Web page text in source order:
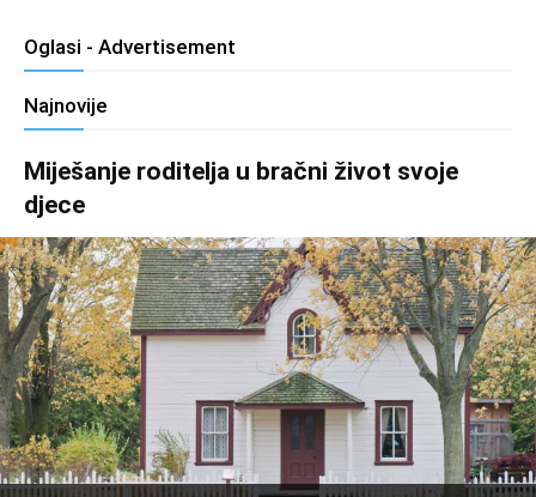
Oglasi - Advertisement
Najnovije
Miješanje roditelja u bračni život svoje
djece